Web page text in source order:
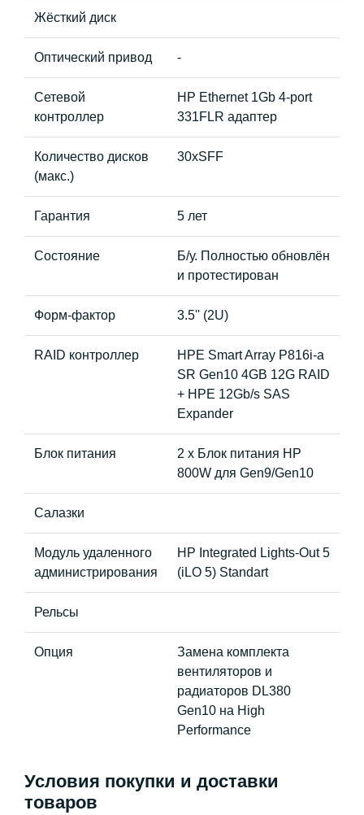
Жёсткий диск
Оптический привод -
Сетевой
контроллер
HP Ethernet 1Gb 4-port
331FLR адаптер
Количество дисков
(макс.)
30xSFF
Гарантия 5 лет
Состояние
Б/у. Полностью обновлён
и протестирован
Форм-фактор 3.5'' (2U)
RAID контроллер
HPE Smart Array P816i-a
SR Gen10 4GB 12G RAID
+ HPE 12Gb/s SAS
Expander
Блок питания
2 x Блок питания HP
800W для Gen9/Gen10
Салазки
Модуль удаленного
администрирования
HP Integrated Lights-Out 5
(iLO 5) Standart
Рельсы
Опция
Замена комплекта
вентиляторов и
радиаторов DL380
Gen10 на High
Performance
Условия покупки и доставки
товаров